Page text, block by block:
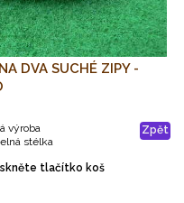
DVA SUCHÉ ZIPY -
Zpět
výroba
stélka
tlačítko koš